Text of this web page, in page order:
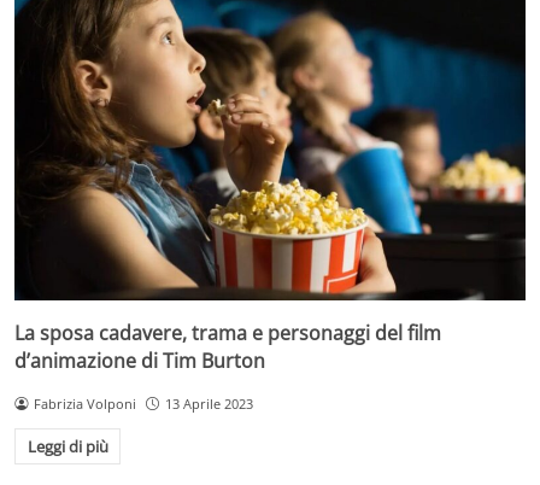
La sposa cadavere, trama e personaggi del film
d’animazione di Tim Burton
Fabrizia Volponi 13 Aprile 2023
Leggi di più